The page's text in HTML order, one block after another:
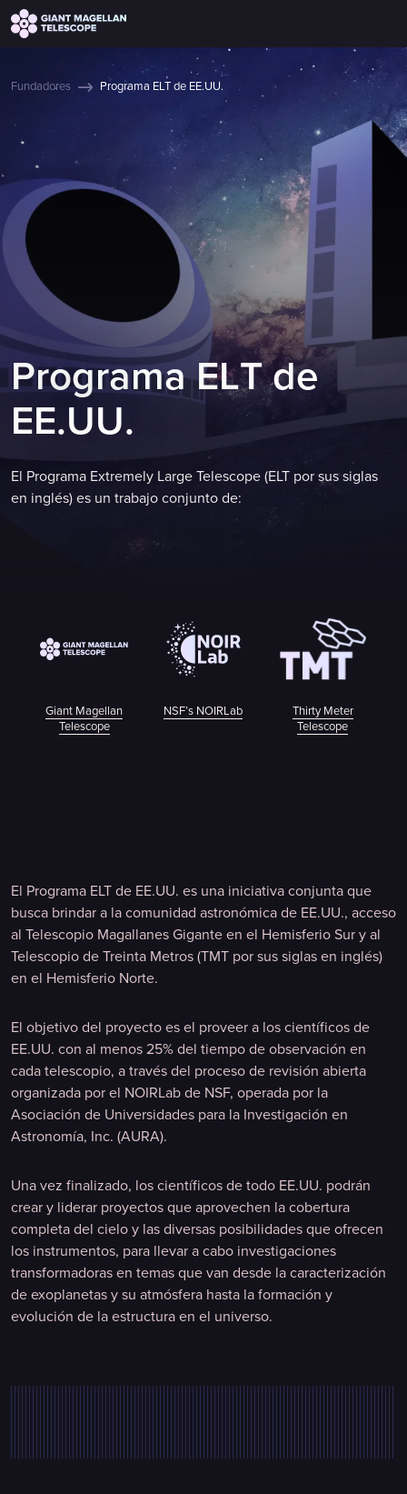
Global site tag (gtag.js) - Google Analytics
Fundadores Programa ELT de EE.UU.
Programa ELT de
EE.UU.
El Programa Extremely Large Telescope (ELT por sus siglas
en inglés) es un trabajo conjunto de:
Giant Magellan
Telescope
NSF’s NOIRLab
Thirty Meter
Telescope
El Programa ELT de EE.UU. es una iniciativa conjunta que
busca brindar a la comunidad astronómica de EE.UU., acceso
al Telescopio Magallanes Gigante en el Hemisferio Sur y al
Telescopio de Treinta Metros (TMT por sus siglas en inglés)
en el Hemisferio Norte.
El objetivo del proyecto es el proveer a los científicos de
EE.UU. con al menos 25% del tiempo de observación en
cada telescopio, a través del proceso de revisión abierta
organizada por el NOIRLab de NSF, operada por la
Asociación de Universidades para la Investigación en
Astronomía, Inc. (AURA).
Una vez finalizado, los científicos de todo EE.UU. podrán
crear y liderar proyectos que aprovechen la cobertura
completa del cielo y las diversas posibilidades que ofrecen
los instrumentos, para llevar a cabo investigaciones
transformadoras en temas que van desde la caracterización
de exoplanetas y su atmósfera hasta la formación y
evolución de la estructura en el universo.